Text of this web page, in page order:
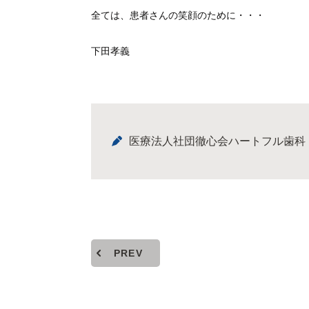
全ては、患者さんの笑顔のために・・・
下田孝義
医療法人社団徹心会ハートフル歯科
PREV